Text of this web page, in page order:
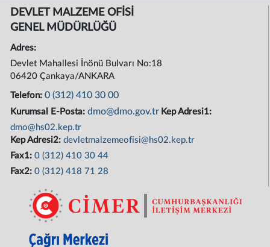
DEVLET MALZEME OFİSİ
GENEL MÜDÜRLÜĞÜ
Adres:
Devlet Mahallesi İnönü Bulvarı No:18
06420 Çankaya/ANKARA
Telefon:0 (312) 410 30 00
Kurumsal E-Posta:dmo@dmo.gov.tr Kep Adresi1:
dmo@hs02.kep.tr
Kep Adresi2:devletmalzemeofisi@hs02.kep.tr
Fax1:0 (312) 410 30 44
Fax2:0 (312) 418 71 28